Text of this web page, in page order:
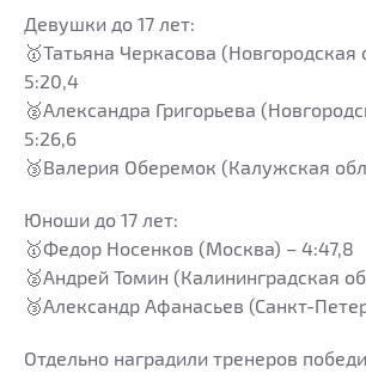
Девушки до 17 лет:
🥇Татьяна Черкасова (Новгородская
5:20,4
🥈Александра Григорьева
5:26,6
🥉Валерия Оберемок (Калужская
Юноши до 17 лет:
🥇Федор Носенков (Москва) – 4:47,8
🥈Андрей Томин (Калининградская
🥉Александр Афанасьев (Санкт-
Отдельно наградили тренеров